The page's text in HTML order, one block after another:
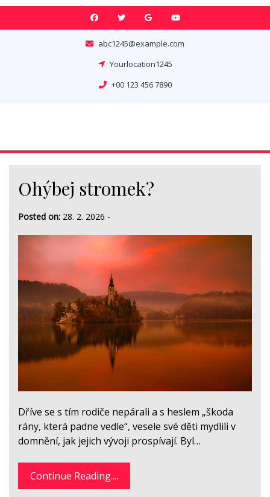
Skip
abc1245@example.com
Yourlocation1245
+00 123 456 7890
Ohýbej stromek?
Posted on: 28. 2. 2026 -
Dříve se s tím rodiče nepárali a s heslem „škoda
rány, která padne vedle“, vesele své děti mydlili v
domnění, jak jejich vývoji prospívají. Byl…
Continue Reading....